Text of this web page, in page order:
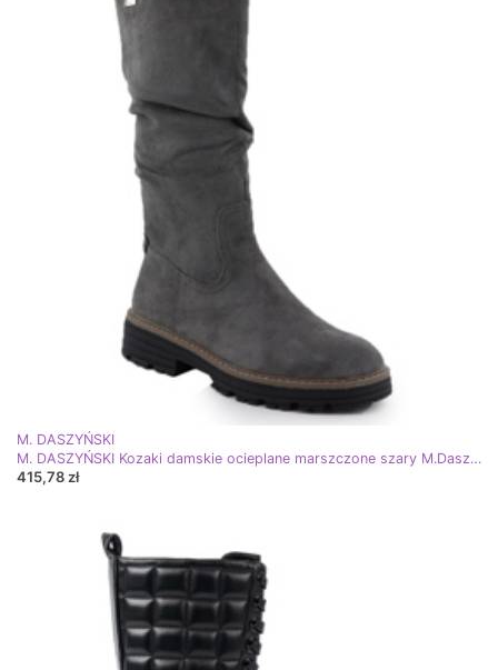
M. DASZYŃSKI
M. DASZYŃSKI Kozaki damskie ocieplane marszczone szary M.Daszyński SA259-3 szare
415,78 zł